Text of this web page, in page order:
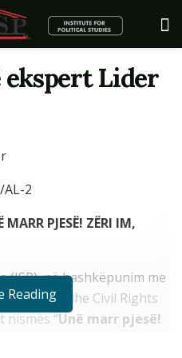
Lider
2
MARR PJESË! ZËRI IM,
(ISP), në bashkëpunim me
(KShH) dhe Civil Rights
nismës “Unë marr pjesë!
Reading